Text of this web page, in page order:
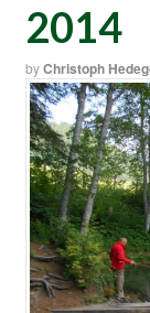
2014
byChristoph